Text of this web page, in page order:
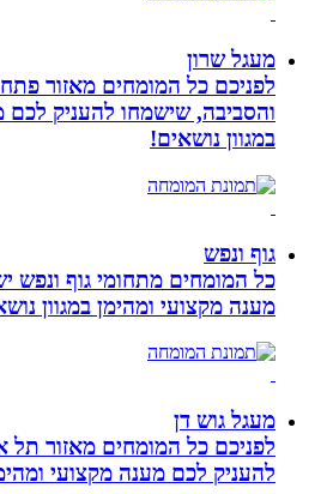
מעגל שרון
לפניכם כל המומחים מאזור פתח
והסביבה, שישמחו להעניק לכם
במגוון נושאים!
גוף ונפש
כל המומחים מתחומי גוף ונפש
מענה מקצועי ומהימן במגוון
מעגל גוש דן
לפניכם כל המומחים מאזור תל
להעניק לכם מענה מקצועי ומהימן